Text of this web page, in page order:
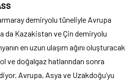
demiryolu tüneliyle Avrupa
da Kazakistan ve Çin demiryolu
en uzun ulaşım ağını oluşturacak
ve doğalgaz hatlarından sonra
Avrupa, Asya ve Uzakdoğu’yu